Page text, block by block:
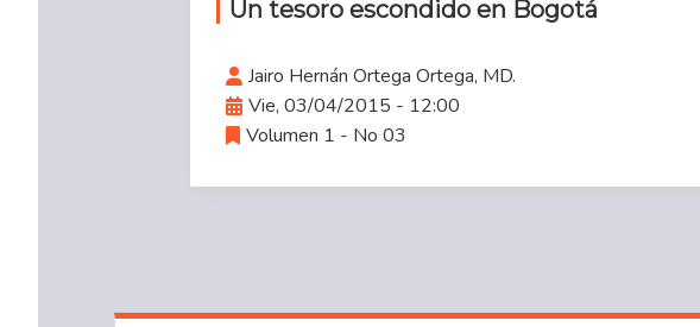
Un tesoro escondido en Bogotá
Jairo Hernán Ortega Ortega, MD.
Vie, 03/04/2015 - 12:00
Volumen 1 - No 03